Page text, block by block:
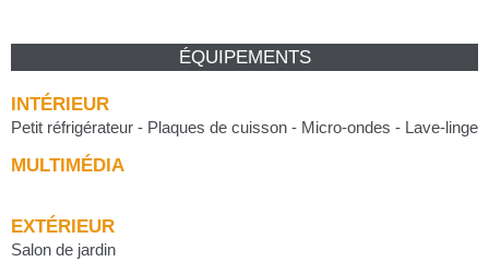
ÉQUIPEMENTS
INTÉRIEUR
Petit réfrigérateur - Plaques de cuisson - Micro-ondes - Lave-linge
MULTIMÉDIA
EXTÉRIEUR
Salon de jardin